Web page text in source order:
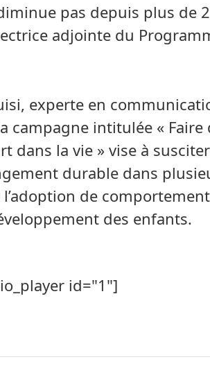
pas depuis plus de
adjointe du
experte en
campagne intitulée « Faire
dans la vie » vise à
durable dans
de
des enfants.
id="1"]